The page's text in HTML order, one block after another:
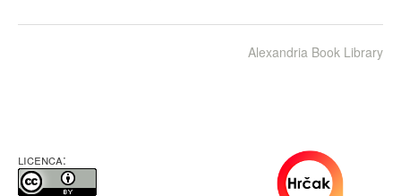
Alexandria Book Library
LICENCA: